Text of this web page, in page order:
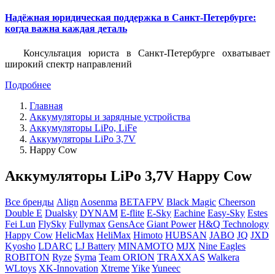
Надёжная юридическая поддержка в Санкт-Петербурге:
когда важна каждая деталь
Консультация юриста в Санкт-Петербурге охватывает
широкий спектр направлений
Подробнее
Главная
Аккумуляторы и зарядные устройства
Аккумуляторы LiPo, LiFe
Аккумуляторы LiPo 3,7V
Happy Cow
Аккумуляторы LiPo 3,7V Happy Cow
Все бренды Align Aosenma BETAFPV Black Magic Cheerson
Double E Dualsky DYNAM E-flite E-Sky Eachine Easy-Sky Estes
Fei Lun FlySky Fullymax GensAce Giant Power H&Q Technology
Happy Cow HelicMax HeliMax Himoto HUBSAN JABO JQ JXD
Kyosho LDARC LJ Battery MINAMOTO MJX Nine Eagles
ROBITON Ryze Syma Team ORION TRAXXAS Walkera
WLtoys XK-Innovation XtremeYikeYuneec